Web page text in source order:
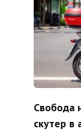
Свобода
скутер в